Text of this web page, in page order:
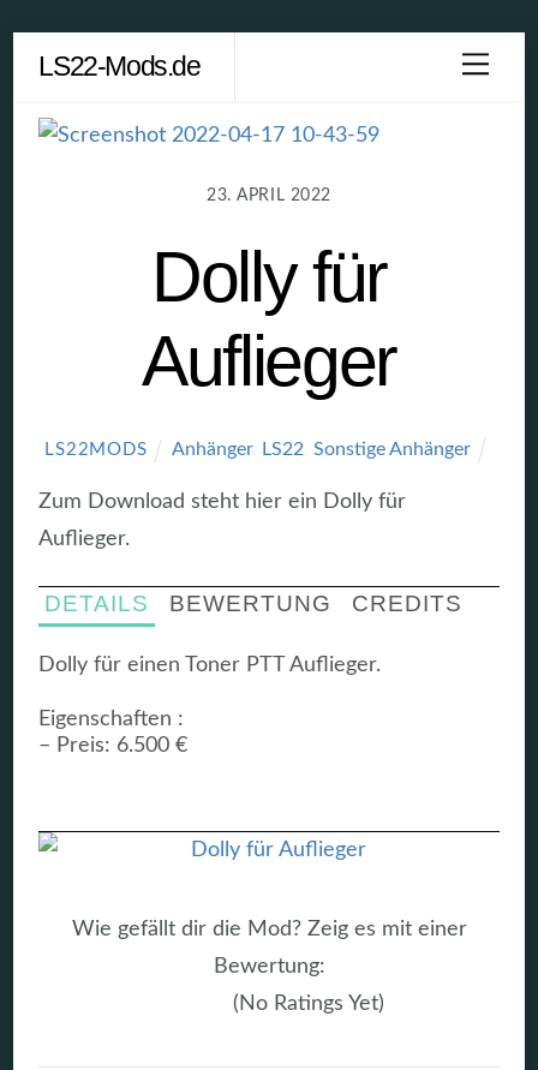
content
LS22-Mods.de
23. APRIL 2022
Dolly für
Auflieger
LS22MODS Anhänger, LS22 Sonstige Anhänger
Zum Download steht hier ein Dolly für
Auflieger.
DETAILS BEWERTUNG CREDITS
Dolly für einen Toner PTT Auflieger.
Eigenschaften :
– Preis: 6.500 €
Wie gefällt dir die Mod? Zeig es mit einer
Bewertung:
(No Ratings Yet)